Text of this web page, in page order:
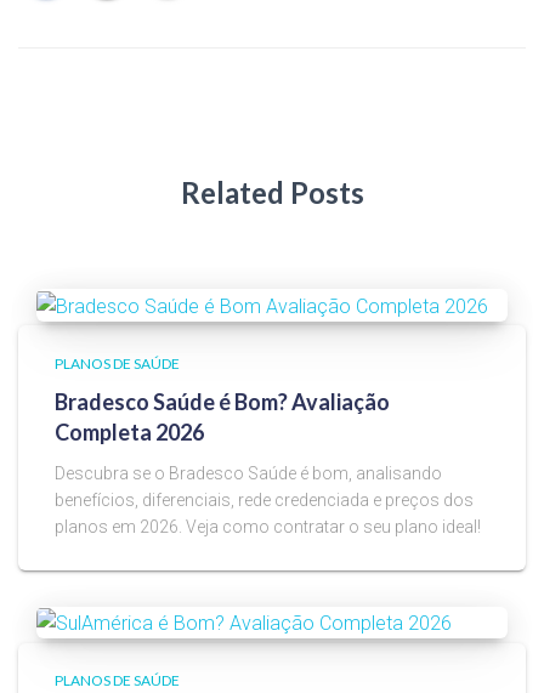
Related Posts
PLANOS DE SAÚDE
Bradesco Saúde é Bom? Avaliação
Completa 2026
Descubra se o Bradesco Saúde é bom, analisando
benefícios, diferenciais, rede credenciada e preços dos
planos em 2026. Veja como contratar o seu plano ideal!
PLANOS DE SAÚDE